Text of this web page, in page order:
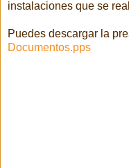
instalaciones que se
Puedes descargar la
Documentos.pps